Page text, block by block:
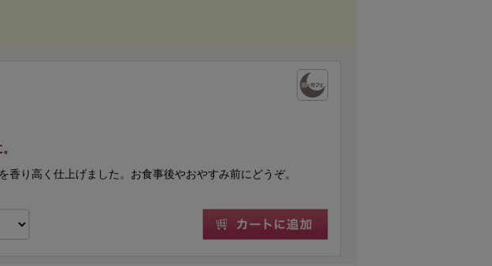
り高く仕上げました。お食事後やおやすみ前にどうぞ。